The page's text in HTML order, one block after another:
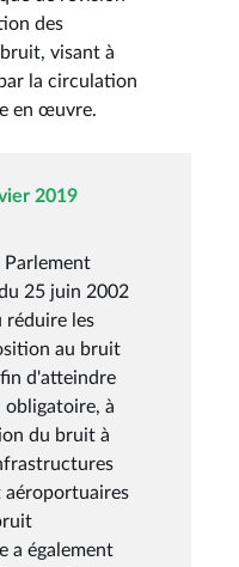
des
visant à
la circulation
en œuvre.
2019
25 juin 2002
réduire les
au bruit
d'atteindre
à
du bruit à
aéroportuaires
a également